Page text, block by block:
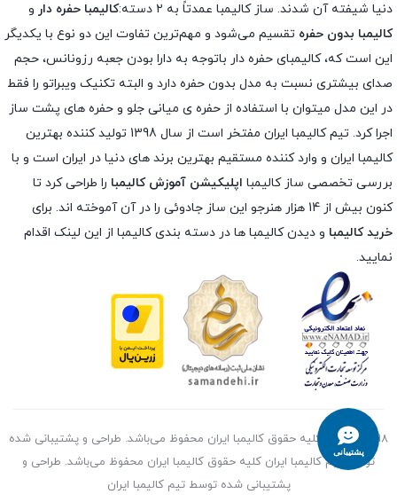
پشتیبانی
دنیا شیفته آن شدند. ساز کالیمبا عمدتاً به ۲ دسته:
کالیمبا حفره دار و
کالیمبا بدون حفره تقسیم می‌شود و مهم‌ترین تفاوت این دو نوع با یکدیگر
این است که، کالیمبای حفره دار باتوجه به دارا بودن جعبه رزونانس، حجم
صدای بیشتری نسبت به مدل بدون حفره دارد و البته تکنیک ویبراتو را فقط
در این مدل میتوان با استفاده از حفره ی میانی جلو و حفره های پشت ساز
اجرا کرد. تیم کالیمبا ایران مفتخر است از سال 1398 تولید کننده بهترین
کالیمبا ایران و وارد کننده مستقیم بهترین برند های دنیا در ایران است و با
بررسی تخصصی ساز کالیمبا اپلیکیشن آموزش کالیمبا را طراحی کرد تا
کنون بیش از 14 هزار هنرجو این ساز جادوئی را در آن آموخته اند. برای
خرید کالیمبا و دیدن کالیمبا ها در دسته بندی کالیمبا از این لینک اقدام
نمایید.
1398 ~ 2026 کلیه حقوق کالیمبا ایران محفوظ می‌باشد. طراحی و پشتیبانی شده
توسط تیم کالیمبا ایران کلیه حقوق کالیمبا ایران محفوظ می‌باشد. طراحی و
پشتیبانی شده توسط تیم کالیمبا ایران